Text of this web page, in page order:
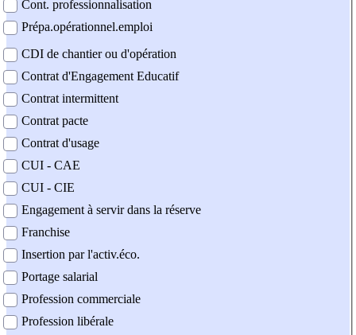
Cont. professionnalisation
Prépa.opérationnel.emploi
CDI de chantier ou d'opération
Contrat d'Engagement Educatif
Contrat intermittent
Contrat pacte
Contrat d'usage
CUI - CAE
CUI - CIE
Engagement à servir dans la réserve
Franchise
Insertion par l'activ.éco.
Portage salarial
Profession commerciale
Profession libérale